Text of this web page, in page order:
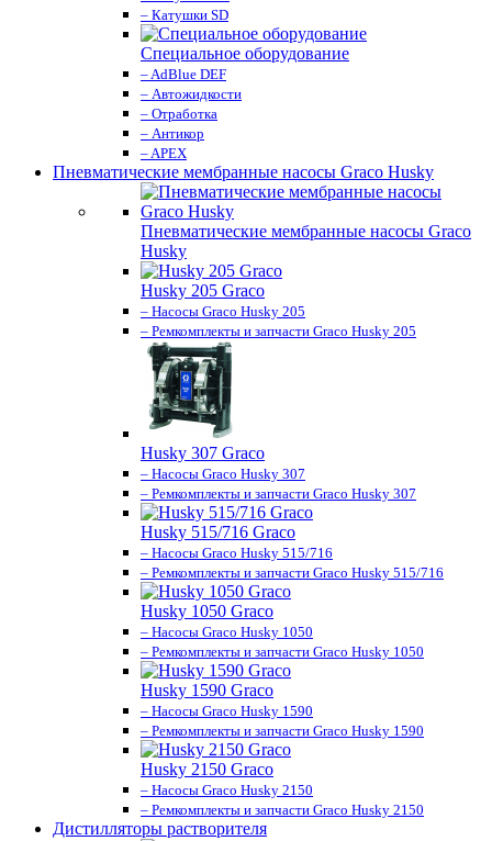
– Катушки SD
Специальное оборудование
– AdBlue DEF
– Автожидкости
– Отработка
– Антикор
– APEX
Пневматические мембранные насосы Graco Husky
Пневматические мембранные насосы Graco
Husky
Husky 205 Graco
– Насосы Graco Husky 205
– Ремкомплекты и запчасти Graco Husky 205
Husky 307 Graco
– Насосы Graco Husky 307
– Ремкомплекты и запчасти Graco Husky 307
Husky 515/716 Graco
– Насосы Graco Husky 515/716
– Ремкомплекты и запчасти Graco Husky 515/716
Husky 1050 Graco
– Насосы Graco Husky 1050
– Ремкомплекты и запчасти Graco Husky 1050
Husky 1590 Graco
– Насосы Graco Husky 1590
– Ремкомплекты и запчасти Graco Husky 1590
Husky 2150 Graco
– Насосы Graco Husky 2150
– Ремкомплекты и запчасти Graco Husky 2150
Дистилляторы растворителя